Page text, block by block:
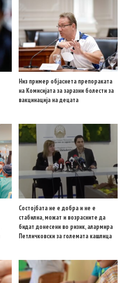
Низ пример објаснета препораката
на Комисијата за заразни болести за
вакцинација на децата
Состојбата не е добра и не е
стабилна, можат и возрасните да
бидат донесени во ризик, алармира
Петличковски за големата кашлица